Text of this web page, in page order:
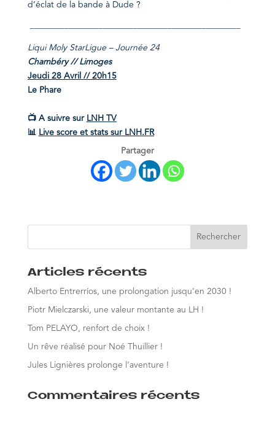
d’éclat de la bande à Dude ?
Liqui Moly StarLigue – Journée 24
Chambéry // Limoges
Jeudi 28 Avril // 20h15
Le Phare
📺 A suivre sur LNH TV
📊 Live score et stats sur LNH.FR
Partager
Articles récents
Alberto Entrerríos, une prolongation jusqu’en 2030 !
Piotr Mielczarski, une valeur montante au LH !
Tom PELAYO, renfort de choix !
Un rêve réalisé pour Noé Thuillier !
Jules Lignières prolonge l’aventure !
Commentaires récents